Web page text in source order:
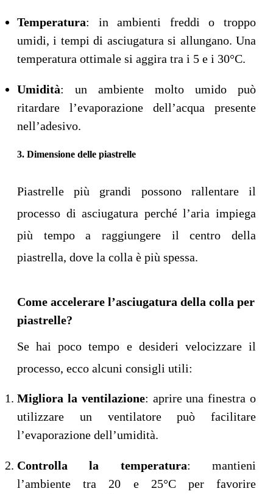
Temperatura: in ambienti freddi o troppo
umidi, i tempi di asciugatura si allungano. Una
temperatura ottimale si aggira tra i 5 e i 30°C.
Umidità: un ambiente molto umido può
ritardare l’evaporazione dell’acqua presente
nell’adesivo.
3. Dimensione delle piastrelle
Piastrelle più grandi possono rallentare il
processo di asciugatura perché l’aria impiega
più tempo a raggiungere il centro della
piastrella, dove la colla è più spessa.
Come accelerare l’asciugatura della colla per
piastrelle?
Se hai poco tempo e desideri velocizzare il
processo, ecco alcuni consigli utili:
Migliora la ventilazione: aprire una finestra o
utilizzare un ventilatore può facilitare
l’evaporazione dell’umidità.
Controlla la temperatura: mantieni
l’ambiente tra 20 e 25°C per favorire